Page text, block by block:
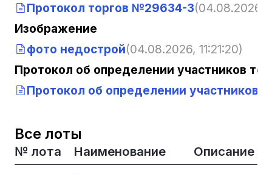
Протокол торгов №29634-3(04.08.2026,
Изображение
фото недострой(04.08.2026, 11:21:20)
Протокол об определении участников
Протокол об определении участников
Все лоты
№ лота Наименование Описание